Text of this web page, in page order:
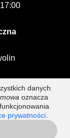
danych
oznacza
prywatności.